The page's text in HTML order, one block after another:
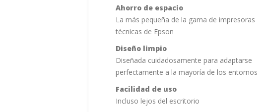
Ahorro de espacio
La más pequeña de la gama de impresoras
técnicas de Epson
Diseño limpio
Diseñada cuidadosamente para adaptarse
perfectamente a la mayoría de los entornos
Facilidad de uso
Incluso lejos del escritorio